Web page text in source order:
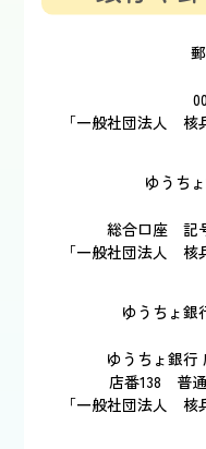
「一般社団法人 核
ゆうち
総合口座 記
「一般社団法人 核
ゆうちょ銀
ゆうちょ銀行
店番138 普
「一般社団法人 核